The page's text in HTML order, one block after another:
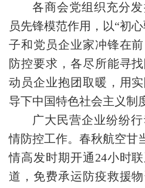
各商会党组织充分
员先锋模范作用，以“初
子和党员企业家冲锋在
防控要求，各尽所能寻
动员企业抱团取暖，用
导下中国特色社会主义制
广大民营企业纷纷
情防控工作。春秋航空甘
情高发时期开通24小时
道，免费承运防疫救援